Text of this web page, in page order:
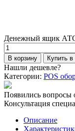
Денежный ящик
Количество
товара
Денежный
ящик
АТОЛ
EC-
410
В корзину Купить
Нашли дешевле?
Категории: POS
Появились вопросы
Консультация
Описание